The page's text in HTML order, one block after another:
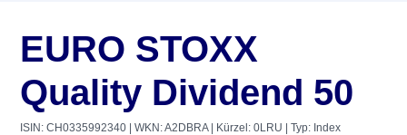
EURO STOXX
Quality Dividend 50
ISIN: CH0335992340 | WKN: A2DBRA| Kürzel: 0LRU | Typ: Index